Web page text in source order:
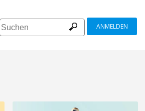
ANMELDEN